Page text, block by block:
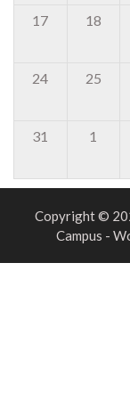
17 18
24 25
31 1
Copyright ©
Campus -